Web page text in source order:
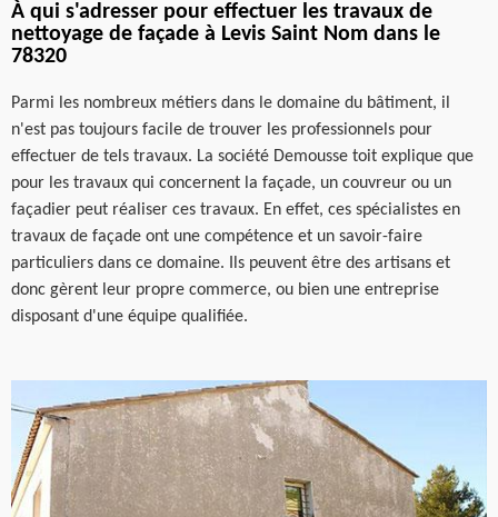
À qui s'adresser pour effectuer les travaux de
nettoyage de façade à Levis Saint Nom dans le
78320
Parmi les nombreux métiers dans le domaine du bâtiment, il
n'est pas toujours facile de trouver les professionnels pour
effectuer de tels travaux. La société Demousse toit explique que
pour les travaux qui concernent la façade, un couvreur ou un
façadier peut réaliser ces travaux. En effet, ces spécialistes en
travaux de façade ont une compétence et un savoir-faire
particuliers dans ce domaine. Ils peuvent être des artisans et
donc gèrent leur propre commerce, ou bien une entreprise
disposant d'une équipe qualifiée.